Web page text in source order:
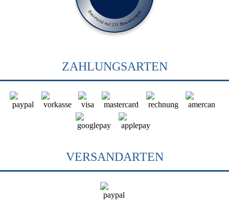
Basierend auf 231 Bewertungen
ZAHLUNGSARTEN
VERSANDARTEN